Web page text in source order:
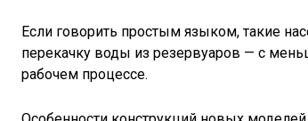
Если говорить простым языком, такие
перекачку воды из резервуаров — с
рабочем процессе.